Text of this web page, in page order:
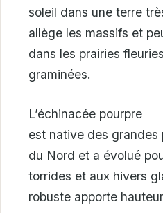
soleil dans une terre
allège les massifs et
dans les prairies
graminées.
L’échinacée pourpre
est native des grandes
du Nord et a évolué
torrides et aux hivers
robuste apporte